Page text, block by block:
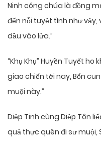
Ninh công chúa là đồng
đến nỗi tuyệt tình như
dầu vào lửa.”
“Khụ Khụ” Huyền Tuyết
giao chiến tới nay, Bổn
muội này.”
Diệp Tinh cùng Diệp Tôn
quả thực quên đi sư muội,